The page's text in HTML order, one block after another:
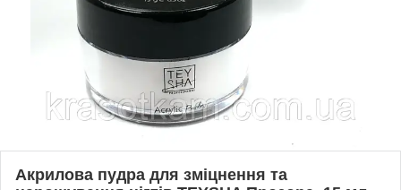
Акрилова пудра для зміцнення та